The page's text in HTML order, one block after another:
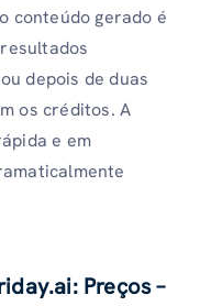
conteúdo gerado é
depois de duas
os créditos. A
e em
Preços –